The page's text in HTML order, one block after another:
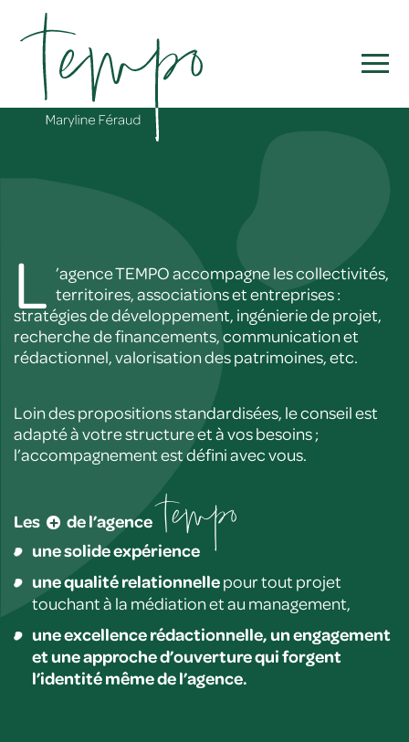
L ’agence TEMPO accompagne les collectivités,
territoires, associations et entreprises :
stratégies de développement, ingénierie de projet,
recherche de financements, communication et
rédactionnel, valorisation des patrimoines, etc.
Loin des propositions standardisées, le conseil est
adapté à votre structure et à vos besoins ;
l’accompagnement est défini avec vous.
Les + de l’agence tempo
une solide expérience
une qualité relationnellepour tout projet
touchant à la médiation et au management,
une excellence rédactionnelle, un engagement
et une approche d’ouverture qui forgent
l’identité même de l’agence.